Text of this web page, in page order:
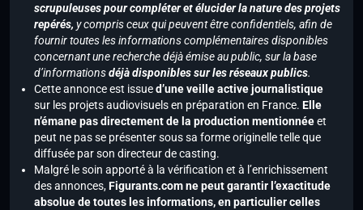
scrupuleuses pour compléter et élucider la nature des projets
repérés, y compris ceux qui peuvent être confidentiels, afin de
fournir toutes les informations complémentaires disponibles
concernant une recherche déjà émise au public, sur la base
d’informationsdéjà disponibles sur les réseaux publics.
Cette annonce est issued’une veille active journalistique
sur les projets audiovisuels en préparation en France. Elle
n’émane pas directement de la production mentionnéeet
peut ne pas se présenter sous sa forme originelle telle que
diffusée par son directeur de casting.
Malgré le soin apporté à la vérification et à l’enrichissement
des annonces,Figurants.com ne peut garantir l’exactitude
absolue de toutes les informations, en particulier celles